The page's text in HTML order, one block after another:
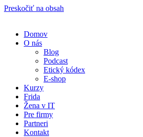
Preskočiť na obsah
Domov
O nás
Blog
Podcast
Etický kódex
E-shop
Kurzy
Frida
Žena v IT
Pre firmy
Partneri
Kontakt